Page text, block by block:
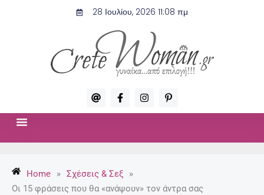
28 Ιουλίου, 2026 11:08 πμ
A
t
F
a
c
-
f
I
n
s
P
i
n
p
Home » Σχέσεις & Σεξ
»
Οι 15 φράσεις που θα «ανάψουν» τον άντρα σας